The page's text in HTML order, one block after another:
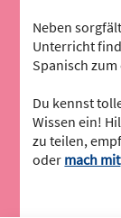
Neben
Unterricht
Spanisch
Du kennst
Wissen ein!
zu teilen,
oder mach mit